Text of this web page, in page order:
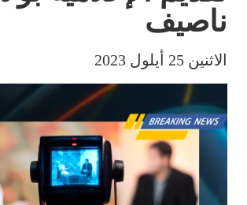
ناصيف
الاثنين 25 أيلول 2023